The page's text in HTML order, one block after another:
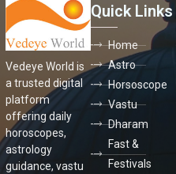
Vedeye World is
a trusted digital
platform
offering daily
horoscopes,
astrology
guidance, vastu
Quick Links
Home
Astro
Horsoscope
Vastu
Dharam
Fast &
Festivals